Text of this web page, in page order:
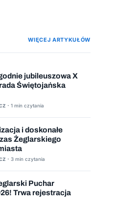
WIĘCEJ ARTYKUŁÓW
jubileuszowa X
Świętojańska
· 1 min czytania
i doskonałe
Żeglarskiego
· 3 min czytania
Puchar
Trwa rejestracja